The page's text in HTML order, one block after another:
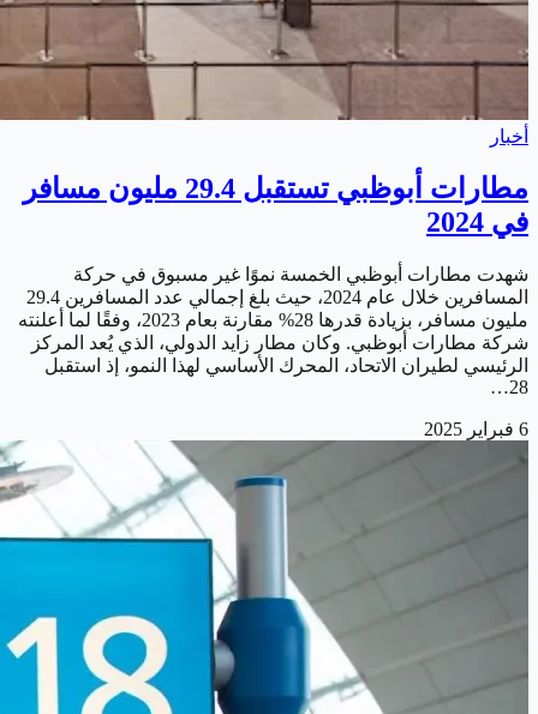
أخبار
مطارات أبوظبي تستقبل 29.4 مليون مسافر
في 2024
شهدت مطارات أبوظبي الخمسة نموًا غير مسبوق في حركة
المسافرين خلال عام 2024، حيث بلغ إجمالي عدد المسافرين 29.4
مليون مسافر، بزيادة قدرها 28% مقارنة بعام 2023، وفقًا لما أعلنته
شركة مطارات أبوظبي. وكان مطار زايد الدولي، الذي يُعد المركز
الرئيسي لطيران الاتحاد، المحرك الأساسي لهذا النمو، إذ استقبل
28…
6 فبراير 2025